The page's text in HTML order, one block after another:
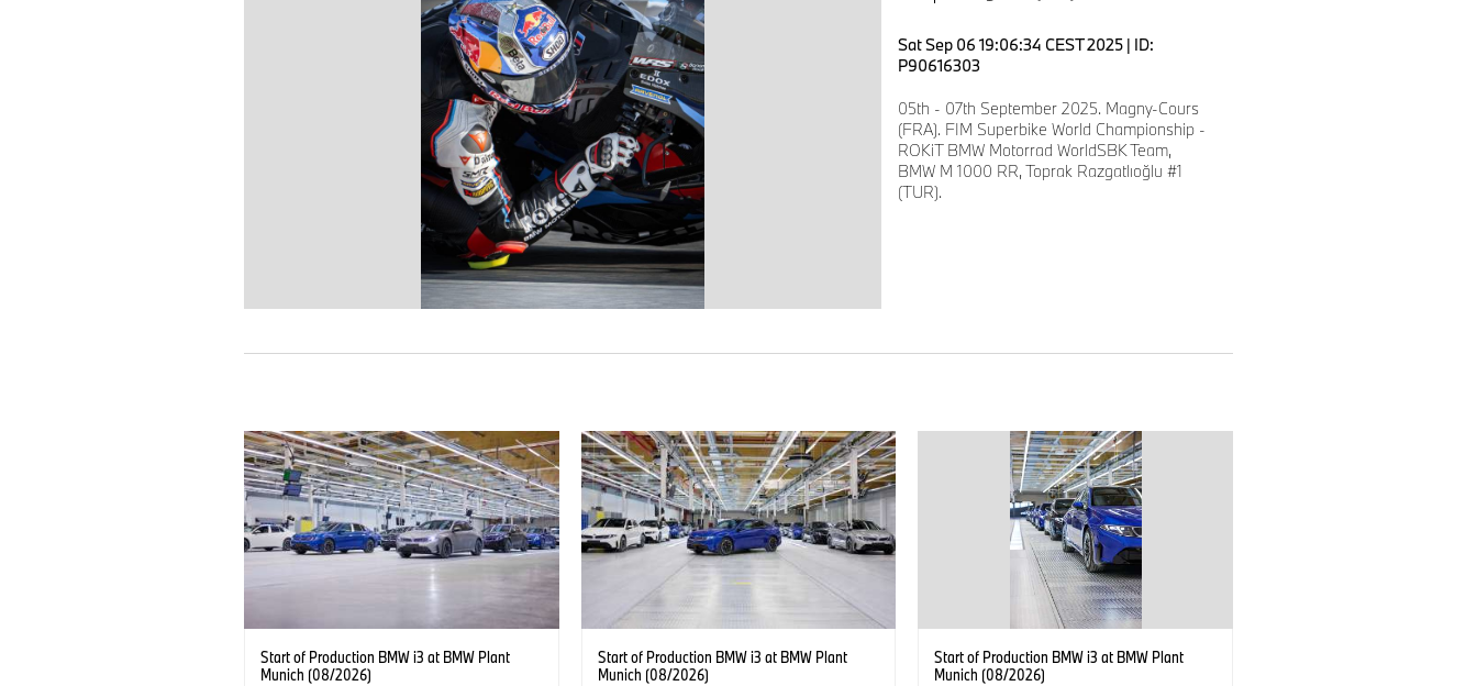
Sat Sep 06 19:06:34 CEST 2025 | ID:
P90616303
05th - 07th September 2025. Magny-Cours
(FRA). FIM Superbike World Championship -
ROKiT BMW Motorrad WorldSBK Team,
BMW M 1000 RR, Toprak Razgatlıoğlu #1
(TUR).
Start of Production BMW i3 at BMW Plant
Munich (08/2026)
Start of Production BMW i3 at BMW Plant
Munich (08/2026)
Start of Production BMW i3 at BMW Plant
Munich (08/2026)